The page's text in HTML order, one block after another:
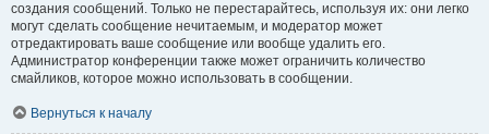
создания сообщений. Только не перестарайтесь, используя их: они легко
могут сделать сообщение нечитаемым, и модератор может
отредактировать ваше сообщение или вообще удалить его.
Администратор конференции также может ограничить количество
смайликов, которое можно использовать в сообщении.
Вернуться к началу